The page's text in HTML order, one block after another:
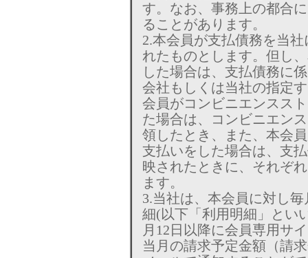
す。なお、事務上の都合
ることがあります。
2.本会員が支払債務を当
れたものとします。但し
した場合は、支払債務に
会社もしくは当社の指定
会員がコンビニエンスス
た場合は、コンビニエン
領したとき、また、本会
支払いをした場合は、支
映されたときに、それぞ
ます。
3.当社は、本会員に対し
細(以下「利用明細」とい
月12日以降に会員専用サ
当月の請求予定金額（請